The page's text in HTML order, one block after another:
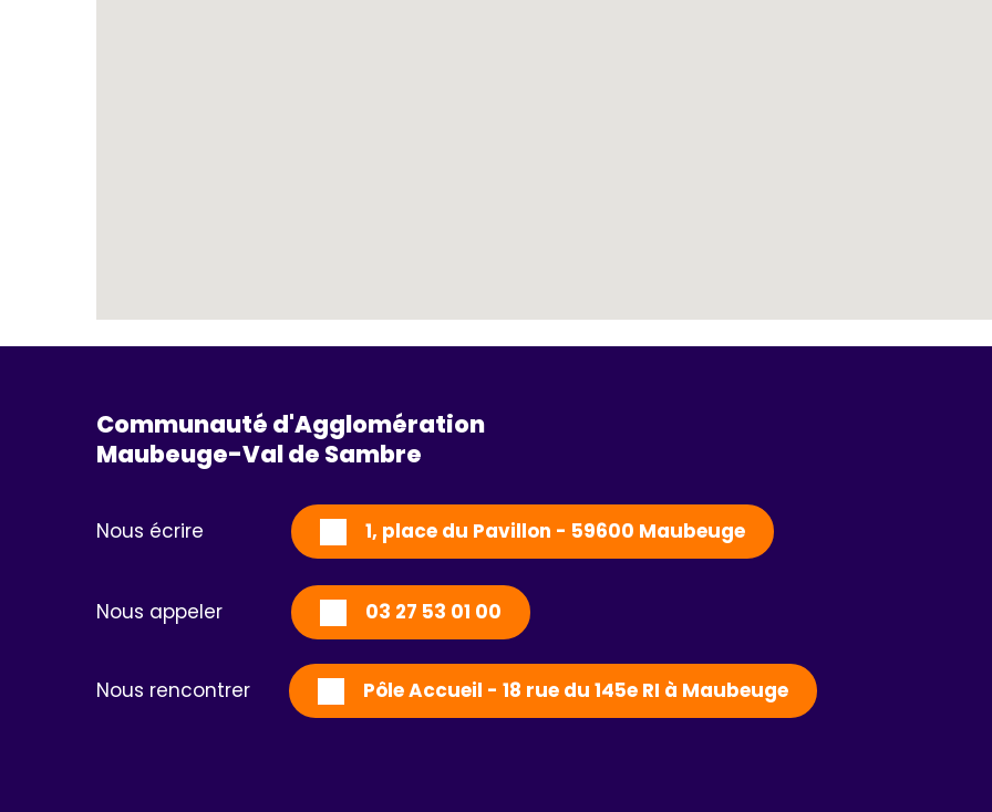
Communauté d'Agglomération
Maubeuge-Val de Sambre
Nous écrire 1, place du Pavillon - 59600 Maubeuge
Nous appeler 03 27 53 01 00
Nous rencontrer Pôle Accueil - 18 rue du 145e RI à Maubeuge